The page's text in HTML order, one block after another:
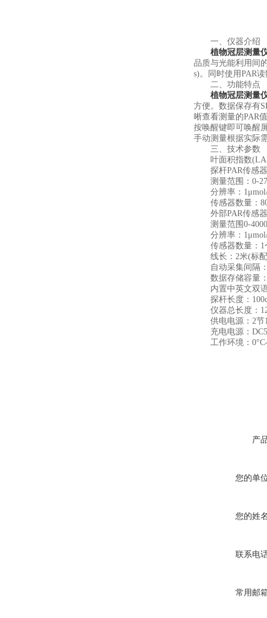
一、仪器介绍
植物冠层测量
品质与光能利用间
s)。同时使用PAR
二、功能特点
植物冠层测量
方便。数据保存有
晰查看测量的PAR
按唤醒键即可唤醒
手动测量根据实际
三、技术参数
叶面积指数
探杆PAR传感器
测量范围：0-
分辨率：1μmol/
传感器数量：
外部PAR传感器
测量范围0-
分辨率：1μmol/
传感器数量：1
线长：2米(标
自动采集间隔：
数据存储容量：
内置中英文双语
探杆长度：
仪器总长度：
供电电源：2节
充电电源：
工作环境：0°C-
产
您的单
您的姓
联系电
常用邮